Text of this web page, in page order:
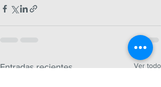
Entradas recientes Ver todo